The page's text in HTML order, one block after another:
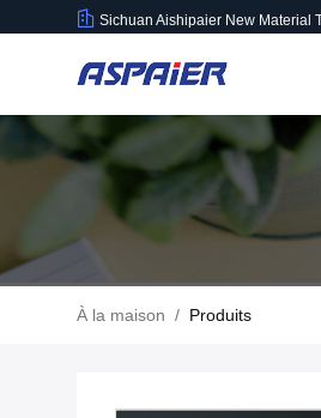
Sichuan Aishipaier New Material
À la maison / Produits